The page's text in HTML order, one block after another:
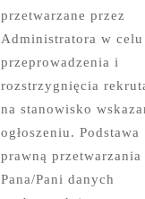
przetwarzane przez
Administratora w celu
przeprowadzenia i
rozstrzygnięcia
na stanowisko
ogłoszeniu. Podstawa
prawną przetwarzania
Pana/Pani danych
Strona